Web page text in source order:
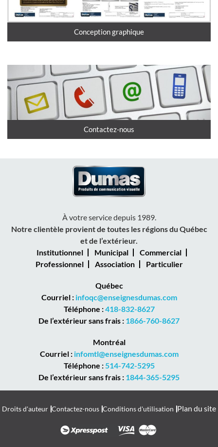
Conception graphique
Contactez-nous
À votre service depuis 1989.
Notre clientèle provient de toutes les régions du Québec
et de l’extérieur.
Institutionnel
Municipal
Commercial
Professionnel
Association Particulier
Québec
Courriel : infoqc@enseignesdumas.com
Téléphone :418-832-8627
De l’extérieur sans frais : 1866-760-8627
Montréal
Courriel : infomtl@enseignesdumas.com
Téléphone : 514-742-5295
De l’extérieur sans frais : 1844-365-5295
Droits d'auteur Contactez-nous Conditions d'utilisation Plan du site